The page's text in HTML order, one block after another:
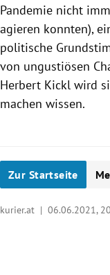
Pandemie nicht
agieren konnten),
politische
von ungustiösen
Herbert Kickl wird
machen wissen.
Zur Startseite
kurier.at | 06.06.2021,